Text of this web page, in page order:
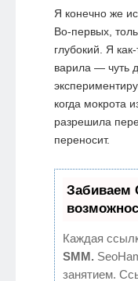
Я конечно же
Во-первых,
глубокий. Я
варила — чуть
когда мокрота
разрешила
переносит.
Забиваем
Каждая
SMM.
занятием.